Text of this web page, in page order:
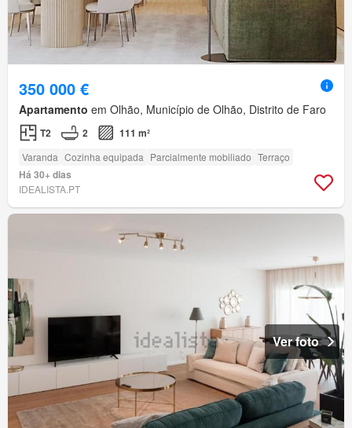
350 000 €
Apartamento em Olhão, Município de Olhão, Distrito de Faro
T2 2 111 m²
Varanda Cozinha equipada Parcialmente mobiliado Terraço
Há 30+ dias
IDEALISTA.PT
Ver foto